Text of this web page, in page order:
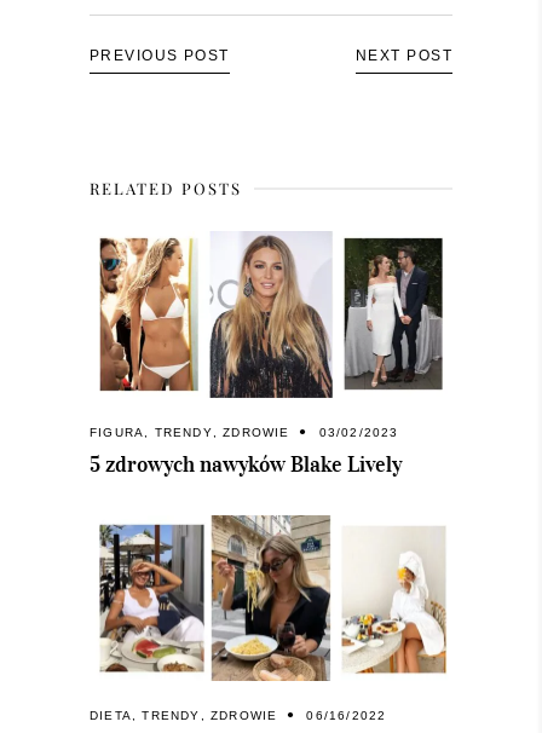
PREVIOUS POST NEXT POST
RELATED POSTS
FIGURA TRENDY ,ZDROWIE 03/02/2023
5 zdrowych nawyków Blake Lively
DIETA,TRENDY ,ZDROWIE 06/16/2022